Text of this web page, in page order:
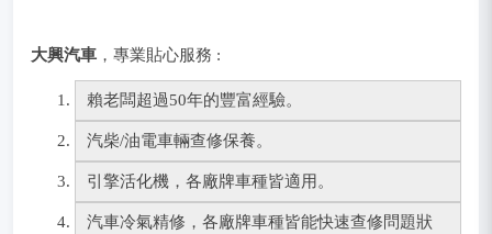
大興汽車 ，專業貼心服務 :
賴老闆超過50年的豐富經驗。
汽柴/油電車輛查修保養。
引擎活化機，各廠牌車種皆適用。
汽車冷氣精修，各廠牌車種皆能快速查修問題狀